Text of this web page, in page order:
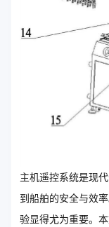
主机遥控系统是现
到船舶的安全与效
验显得尤为重要。